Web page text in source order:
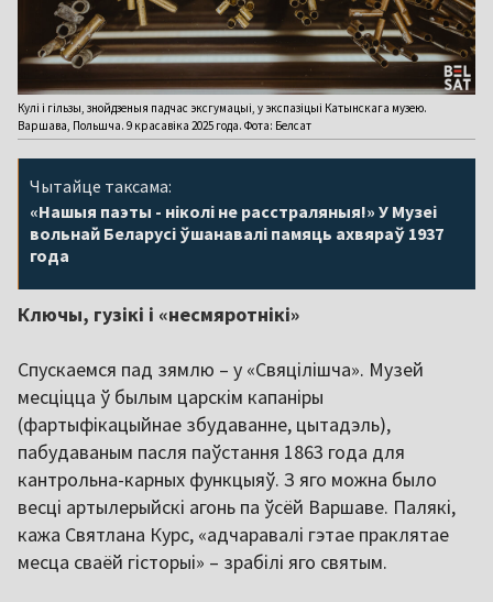
Кулі і гільзы, знойдзеныя падчас эксгумацыі, у экспазіцыі Катынскага музею.
Варшава, Польшча. 9 красавіка 2025 года. Фота: Белсат
Чытайце таксама:
«Нашыя паэты - ніколі не расстраляныя!» У Музеі
вольнай Беларусі ўшанавалі памяць ахвяраў 1937
года
Ключы, гузікі і «несмяротнікі»
Спускаемся пад зямлю – у «Свяцілішча». Музей
месціцца ў былым царскім капаніры
(фартыфікацыйнае збудаванне, цытадэль),
пабудаваным пасля паўстання 1863 года для
кантрольна-карных функцыяў. З яго можна было
весці артылерыйскі агонь па ўсёй Варшаве. Палякі,
кажа Святлана Курс, «адчаравалі гэтае праклятае
месца сваёй гісторыі» – зрабілі яго святым.